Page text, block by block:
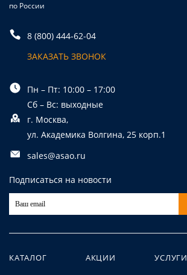
по России
8 (800) 444-62-04
ЗАКАЗАТЬ ЗВОНОК
Пн – Пт: 10:00 – 17:00
Сб – Вс: выходные
г. Москва,
ул. Академика Волгина, 25 корп.1
sales@asao.ru
Подписаться на новости
КАТАЛОГ АКЦИИ УСЛУГИ